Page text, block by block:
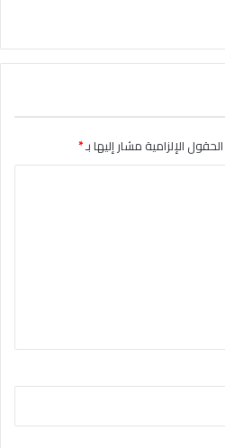
الحقول الإلزامية مشار إليها بـ*